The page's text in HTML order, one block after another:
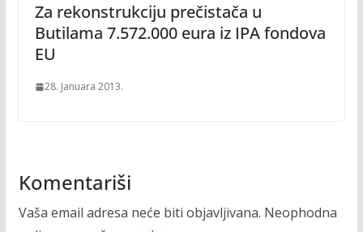
Za rekonstrukciju prečistača u
Butilama 7.572.000 eura iz IPA fondova
EU
28. Januara 2013.
Komentariši
Vaša email adresa neće biti objavljivana. Neophodna